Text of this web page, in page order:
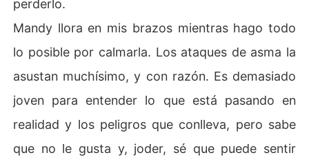
perderlo.
Mandy llora en mis brazos mientras hago todo
lo posible por calmarla. Los ataques de asma la
asustan muchísimo, y con razón. Es demasiado
joven para entender lo que está pasando en
realidad y los peligros que conlleva, pero sabe
que no le gusta y, joder, sé que puede sentir